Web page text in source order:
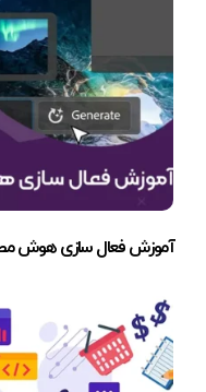
آموزش فعال سازی هوش